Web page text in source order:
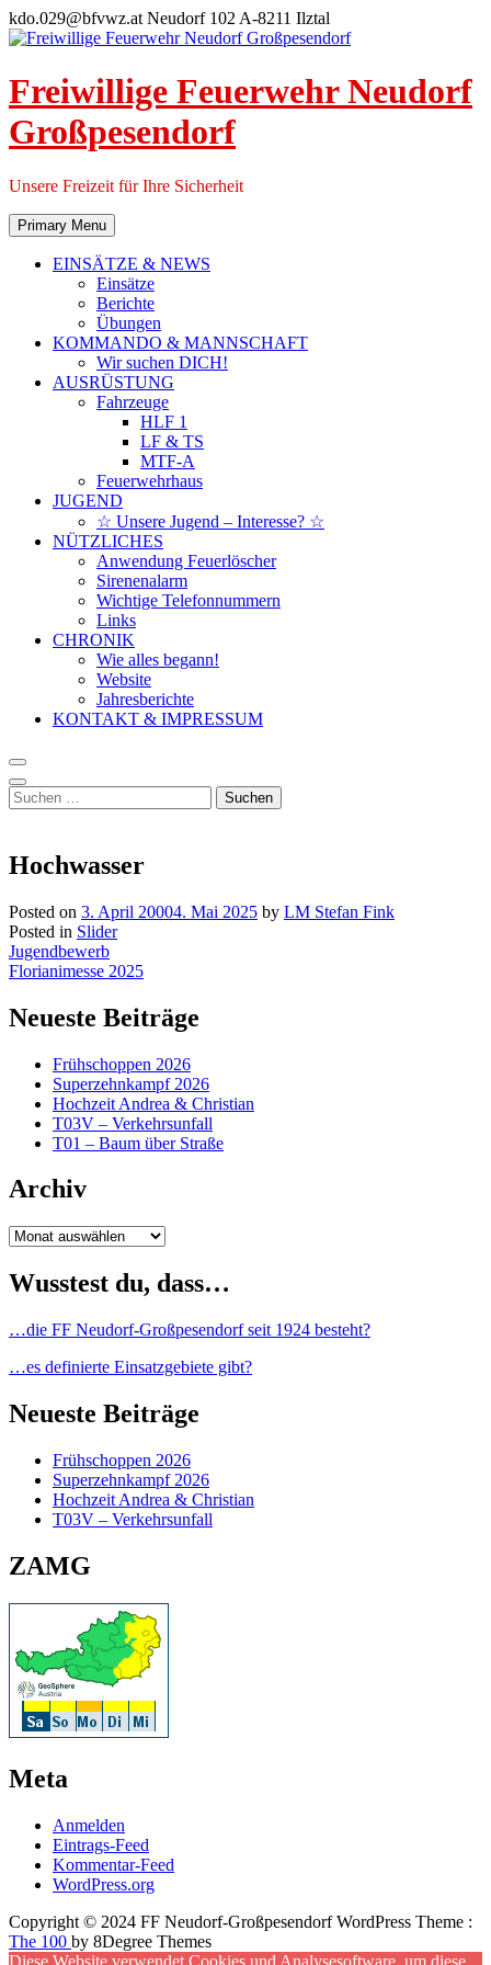
Skip
to
kdo.029@bfvwz.at Neudorf 102 A-8211 Ilztal
Freiwillige Feuerwehr Neudorf
Großpesendorf
Unsere Freizeit für Ihre Sicherheit
Primary Menu
EINSÄTZE & NEWS
Einsätze
Berichte
Übungen
KOMMANDO & MANNSCHAFT
Wir suchen DICH!
AUSRÜSTUNG
Fahrzeuge
HLF 1
LF & TS
MTF-A
Feuerwehrhaus
JUGEND
☆ Unsere Jugend – Interesse? ☆
NÜTZLICHES
Anwendung Feuerlöscher
Sirenenalarm
Wichtige Telefonnummern
Links
CHRONIK
Wie alles begann!
Website
Jahresberichte
KONTAKT & IMPRESSUM
Suchen
nach:
Hochwasser
Posted on 3. April 20004. Mai 2025 by LM Stefan Fink
Posted in Slider
Beitragsnavigation
Jugendbewerb
Florianimesse 2025
Neueste Beiträge
Frühschoppen 2026
Superzehnkampf 2026
Hochzeit Andrea & Christian
T03V – Verkehrsunfall
T01 – Baum über Straße
Archiv
Archiv
Wusstest du, dass…
…die FF Neudorf-Großpesendorf seit 1924 besteht?
…es definierte Einsatzgebiete gibt?
Neueste Beiträge
Frühschoppen 2026
Superzehnkampf 2026
Hochzeit Andrea & Christian
T03V – Verkehrsunfall
ZAMG
Meta
Anmelden
Eintrags-Feed
Kommentar-Feed
WordPress.org
Copyright © 2024 FF Neudorf-Großpesendorf WordPress Theme :
The 100 by 8Degree Themes
Diese Website verwendet Cookies und Analysesoftware, um diese